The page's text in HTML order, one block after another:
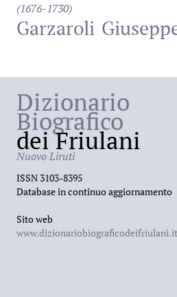
(1676-1730)
Garzaroli
Dizionario
Biografico
dei Friulani
Nuovo Liruti
ISSN 3103-8395
Database in continuo aggiornamento
Sito web